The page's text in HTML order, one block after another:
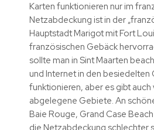
Karten funktionieren nur im
Netzabdeckung ist in der
Hauptstadt Marigot mit Fort
französischen Gebäck
sollte man in Sint Maarten
und Internet in den besiedelten
funktionieren, aber es gibt
abgelegene Gebiete. An
Baie Rouge, Grand Case Beach